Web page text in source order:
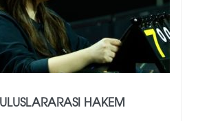
HAKEM